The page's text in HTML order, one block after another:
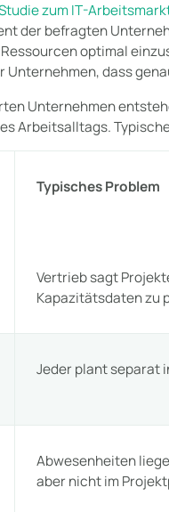
zum IT-
der befragten
optimal
Unternehmen, dass
Unternehmen
Arbeitsalltags.
Typisches Problem
Vertrieb sagt
Kapazitätsdaten zu
Jeder plant separat
Abwesenheiten
aber nicht im